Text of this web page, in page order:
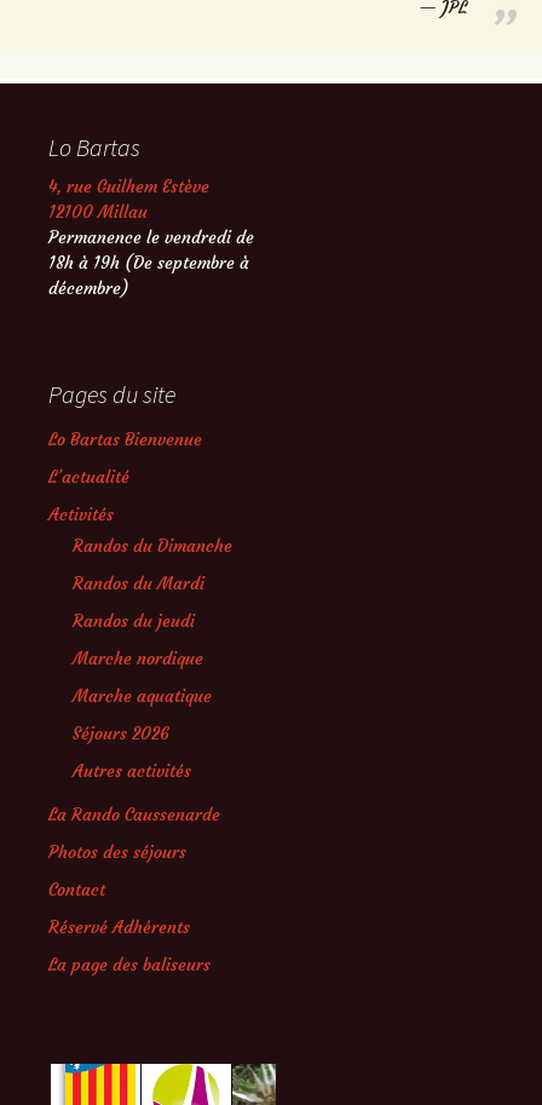
JPL
Lo Bartas
4, rue Guilhem Estève
12100 Millau
Permanence le vendredi de
18h à 19h (De septembre à
décembre)
Pages du site
Lo Bartas Bienvenue
L’actualité
Activités
Randos du Dimanche
Randos du Mardi
Randos du jeudi
Marche nordique
Marche aquatique
Séjours 2026
Autres activités
La Rando Caussenarde
Photos des séjours
Contact
Réservé Adhérents
La page des baliseurs